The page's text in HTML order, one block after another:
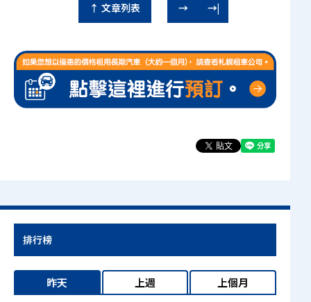
↑ 文章列表 → →|
排行榜
昨天 上週 上個月